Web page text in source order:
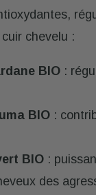
chevelu :
BIO :
BIO :
BIO :
des